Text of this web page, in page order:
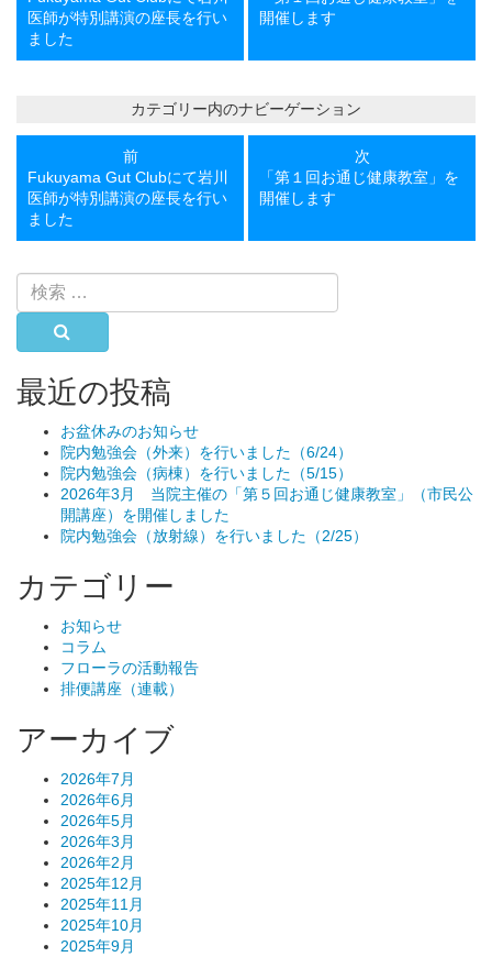
投
稿医師が特別講演の座長を行い
ました
稿開催します
カテゴリー内のナビーゲーション
投
稿
前
Fukuyama Gut Clubにて岩川
医師が特別講演の座長を行い
ました
稿
次
「第１回お通じ健康教室」を
開催します
検
索:
最近の投稿
お盆休みのお知らせ
院内勉強会（外来）を行いました（6/24）
院内勉強会（病棟）を行いました（5/15）
2026年3月 当院主催の「第５回お通じ健康教室」（市民公
開講座）を開催しました
院内勉強会（放射線）を行いました（2/25）
カテゴリー
お知らせ
コラム
フローラの活動報告
排便講座（連載）
アーカイブ
2026年7月
2026年6月
2026年5月
2026年3月
2026年2月
2025年12月
2025年11月
2025年10月
2025年9月